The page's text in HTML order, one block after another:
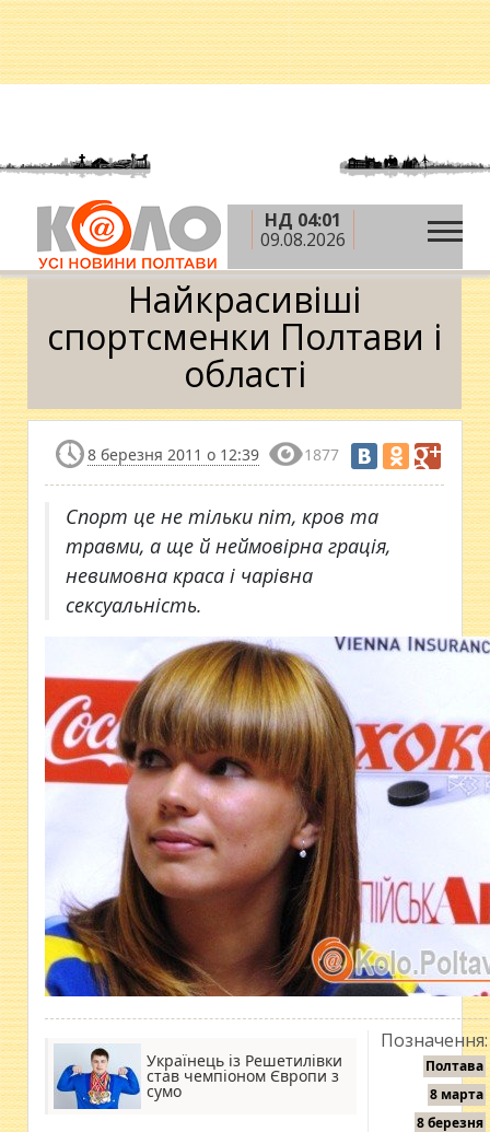
НД 04:01
09.08.2026
Головна » 8 березня
Найкрасивіші
спортсменки Полтави і області
Найкрасивіші
спортсменки Полтави і
області
8 березня 2011 о 12:39 1877
Спорт це не тільки піт, кров та
травми, а ще й неймовірна грація,
невимовна краса і чарівна
сексуальність.
Українець із Решетилівки
став чемпіоном Європи з
сумо
Позначення:
Полтава
8 марта
8 березня